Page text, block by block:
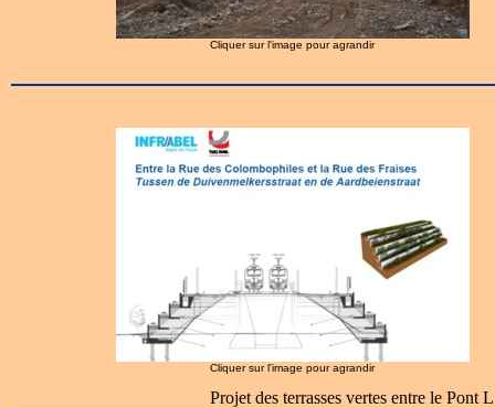
Cliquer sur l'image pour agrandir
Cliquer sur l'image pour agrandir
Projet des terrasses vertes entre le Pont